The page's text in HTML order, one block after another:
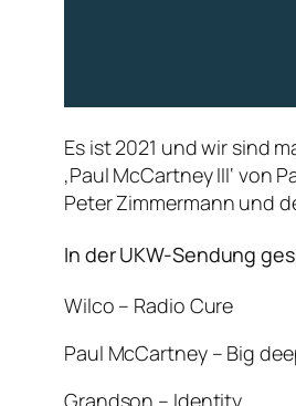
Es ist 2021 und wir sind
‚Paul McCartney III‘ von
Peter Zimmermann und
In der UKW-Sendung
Wilco – Radio Cure
Paul McCartney – Big
Grandson – Identity